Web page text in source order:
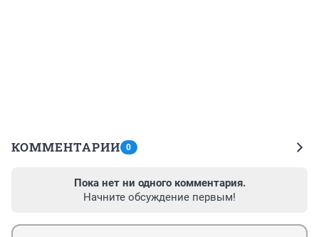
КОММЕНТАРИИ 0
Пока нет ни одного комментария.
Начните обсуждение первым!